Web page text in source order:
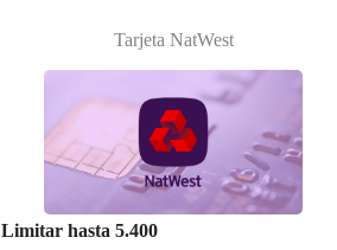
Tarjeta NatWest
Limitar hasta 5.400